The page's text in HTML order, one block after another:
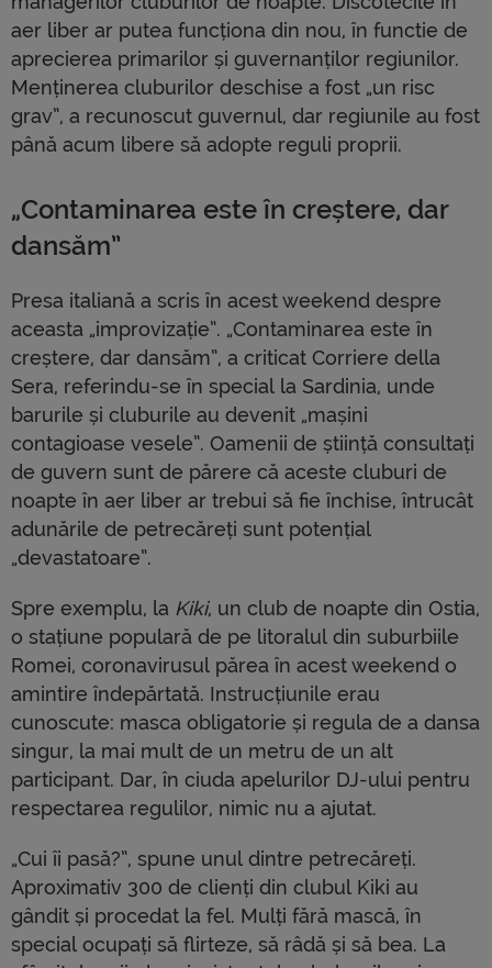
aer liber ar putea funcționa din nou, în functie de
aprecierea primarilor și guvernanților regiunilor.
Menținerea cluburilor deschise a fost „un risc
grav”, a recunoscut guvernul, dar regiunile au fost
până acum libere să adopte reguli proprii.
„Contaminarea este în creștere, dar
dansăm”
Presa italiană a scris în acest weekend despre
aceasta „improvizație”. „Contaminarea este în
creștere, dar dansăm”, a criticat Corriere della
Sera, referindu-se în special la Sardinia, unde
barurile și cluburile au devenit „mașini
contagioase vesele”. Oamenii de știință consultați
de guvern sunt de părere că aceste cluburi de
noapte în aer liber ar trebui să fie închise, întrucât
adunările de petrecăreți sunt potențial
„devastatoare”.
Spre exemplu, la Kiki, un club de noapte din Ostia,
o stațiune populară de pe litoralul din suburbiile
Romei, coronavirusul părea în acest weekend o
amintire îndepărtată. Instrucțiunile erau
cunoscute: masca obligatorie și regula de a dansa
singur, la mai mult de un metru de un alt
participant. Dar, în ciuda apelurilor DJ-ului pentru
respectarea regulilor, nimic nu a ajutat.
„Cui îi pasă?”, spune unul dintre petrecăreți.
Aproximativ 300 de clienți din clubul Kiki au
gândit și procedat la fel. Mulți fără mască, în
special ocupați să flirteze, să râdă și să bea. La